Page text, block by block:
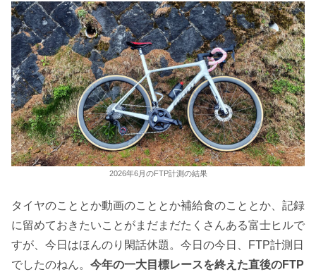
2026年6月のFTP計測の結果
タイヤのこととか動画のこととか補給食のこととか、記録
に留めておきたいことがまだまだたくさんある富士ヒルで
すが、今日はほんのり閑話休題。今日の今日、FTP計測日
でしたのねん。 今年の一大目標レースを終えた直後のFTP